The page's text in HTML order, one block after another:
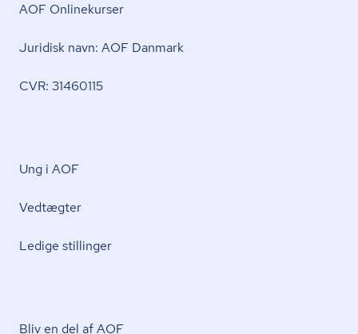
AOF Onlinekurser
Juridisk navn: AOF Danmark
CVR: 31460115
Ung i AOF
Vedtægter
Ledige stillinger
Bliv en del af AOF